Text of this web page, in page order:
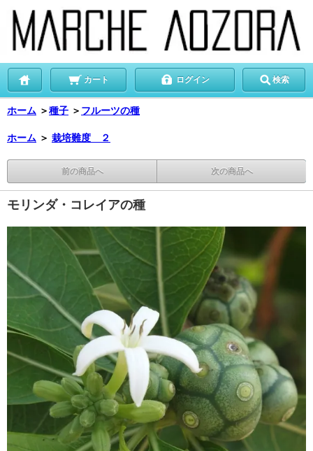
カート ログイン 検索
ホーム ＞種子 ＞ フルーツの種
ホーム ＞ 栽培難度 ２
前の商品へ 次の商品へ
モリンダ・コレイアの種